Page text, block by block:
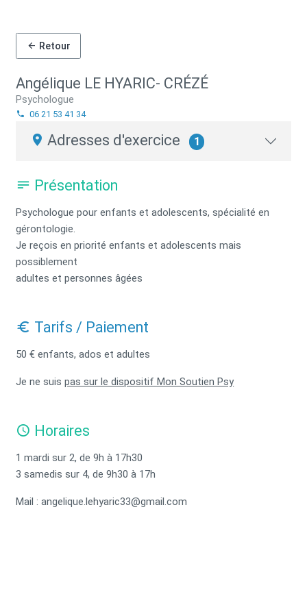
Retour
Angélique LE HYARIC- CRÉZÉ
Psychologue
06 21 53 41 34
Adresses d'exercice 1
Présentation
Psychologue pour enfants et adolescents, spécialité en
gérontologie.
Je reçois en priorité enfants et adolescents mais
possiblement
adultes et personnes âgées
Tarifs / Paiement
50 € enfants, ados et adultes
Je ne suispas sur le dispositif Mon Soutien Psy
Horaires
1 mardi sur 2, de 9h à 17h30
3 samedis sur 4, de 9h30 à 17h
Mail : angelique.lehyaric33@gmail.com